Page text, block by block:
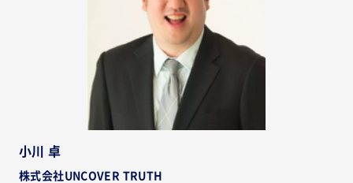
小川 卓
株式会社UNCOVER TRUTH